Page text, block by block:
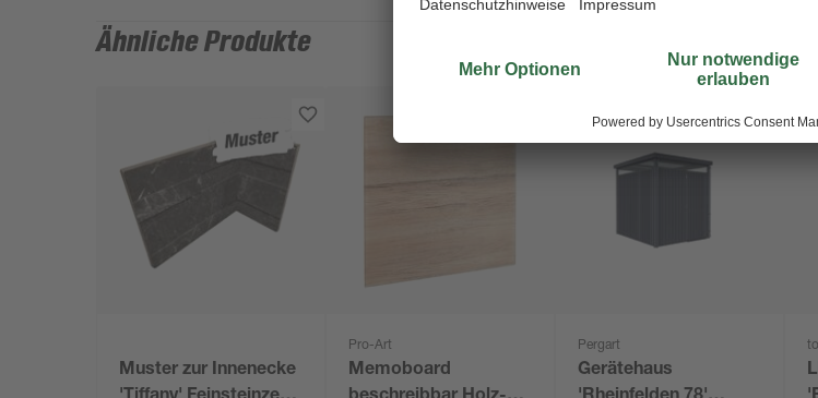
Ähnliche Produkte
Muster zur Innenecke
Pro-Art
Memoboard
Pergart
Gerätehaus